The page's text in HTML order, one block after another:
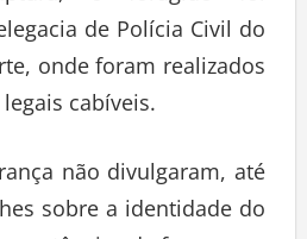
de Polícia Civil do
onde foram realizados
cabíveis.
não divulgaram, até
sobre a identidade do